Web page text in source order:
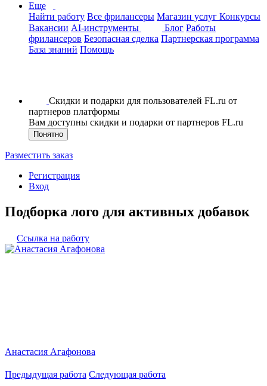
Еще
Найти работу Все фрилансеры Магазин услуг Конкурсы
Вакансии AI-инструменты Блог Работы
фрилансеров Безопасная сделка Партнерская программа
База знаний Помощь
Скидки и подарки для пользователей FL.ru от
партнеров платформы
Вам доступны скидки и подарки от партнеров FL.ru
Понятно
Разместить заказ
Регистрация
Вход
Подборка лого для активных добавок
Ссылка на работу
Анастасия Агафонова
Предыдущая работа Следующая работа